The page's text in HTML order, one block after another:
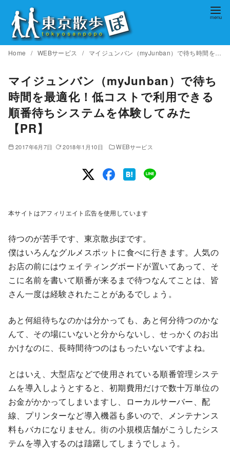
ンHome WEBサービス マイジュンバン（myJunban）で待ち時間を最適化！低コストで利用できる順番待ちシステムを体験してみた【PR】
マイジュンバン（myJunban）で待ち
時間を最適化！低コストで利用できる
順番待ちシステムを体験してみた
【PR】
2017年6月7日 2018年1月10日 WEBサービス
本サイトはアフィリエイト広告を使用しています
待つのが苦手です、東京散歩ぽです。
僕はいろんなグルメスポットに食べに行きます。人気の
お店の前にはウェイティングボードが置いてあって、そ
こに名前を書いて順番が来るまで待つなんてことは、皆
さん一度は経験されたことがあるでしょう。
あと何組待ちなのかは分かっても、あと何分待つのかな
んて、その場にいないと分からないし、せっかくのお出
かけなのに、長時間待つのはもったいないですよね。
とはいえ、大型店などで使用されている順番管理システ
ムを導入しようとすると、初期費用だけで数十万単位の
お金がかかってしまいますし、ローカルサーバー、配
線、プリンターなど導入機器も多いので、メンテナンス
料もバカになりません。街の小規模店舗がこうしたシス
テムを導入するのは躊躇してしまうでしょう。